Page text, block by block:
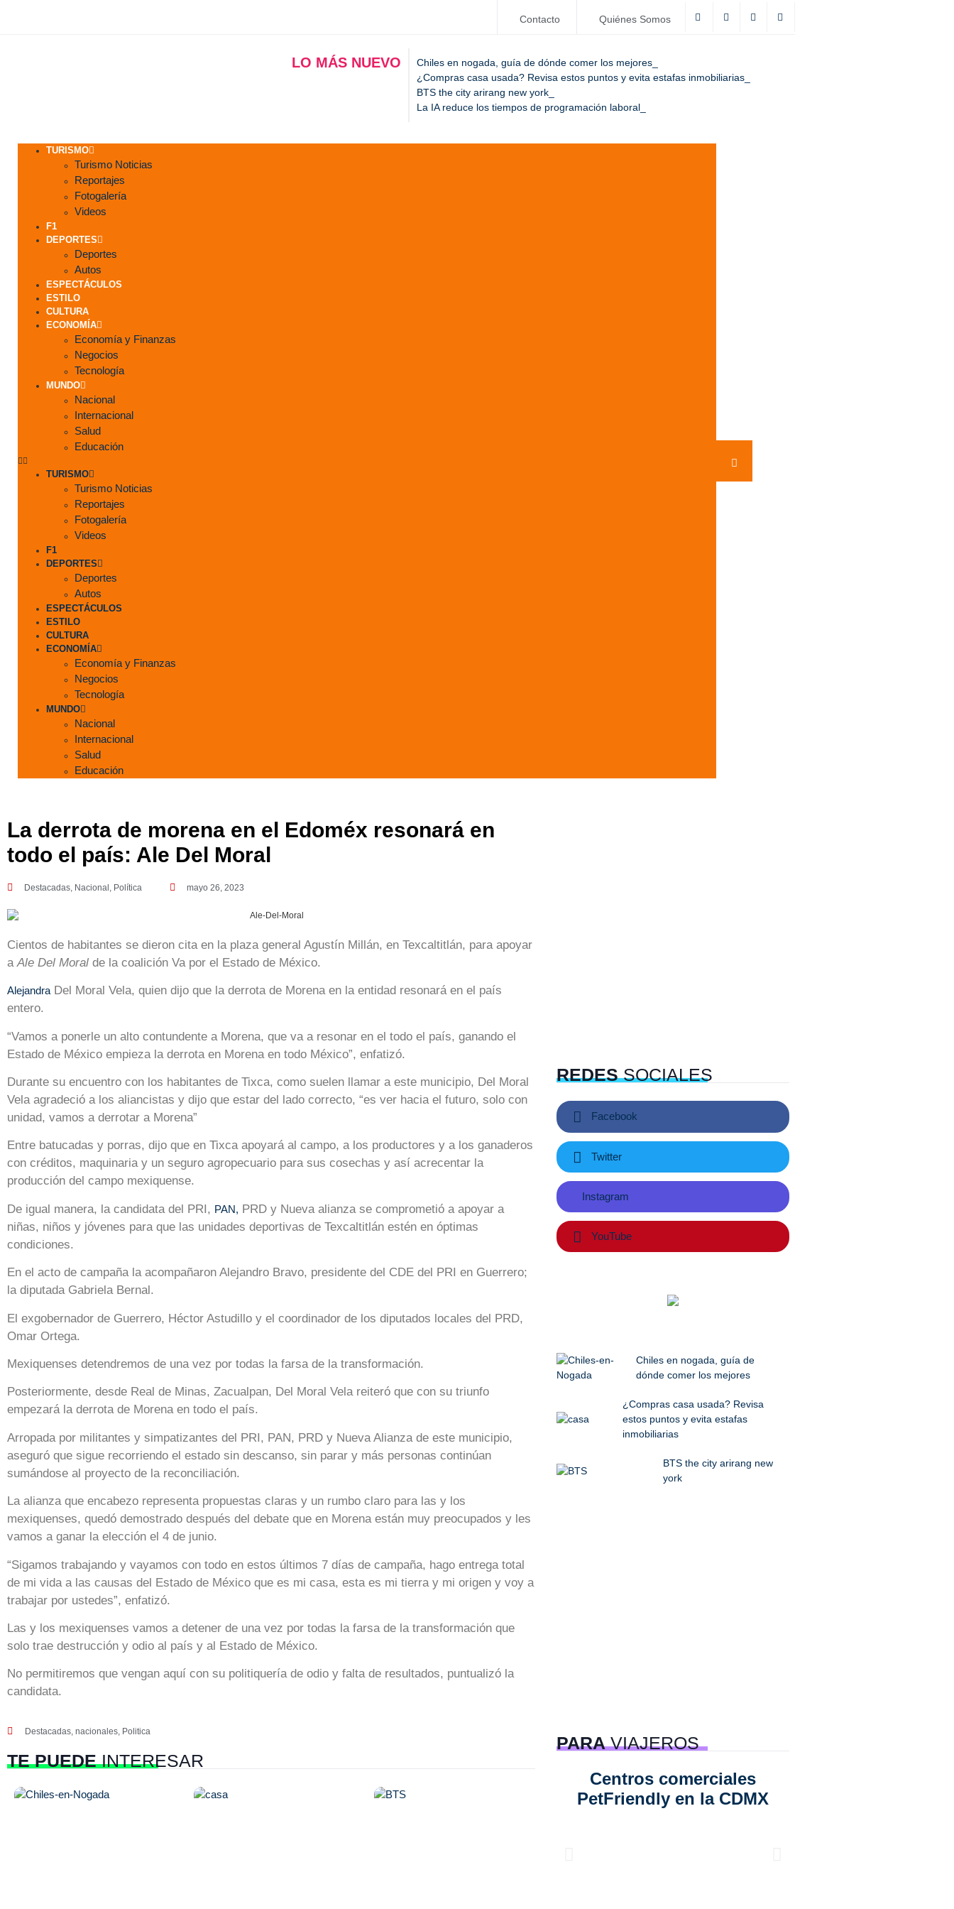
Contacto Quiénes Somos
LO MÁS NUEVO
Chiles en nogada, guía de dónde comer los mejores
¿Compras casa usada? Revisa estos puntos y evita estafas inmobiliarias
BTS the city arirang new york
La IA reduce los tiempos de programación laboral
TURISMO
Turismo Noticias
Reportajes
Fotogalería
Videos
F1
DEPORTES
Deportes
Autos
ESPECTÁCULOS
ESTILO
CULTURA
ECONOMÍA
Economía y Finanzas
Negocios
Tecnología
MUNDO
Nacional
Internacional
Salud
Educación
TURISMO
Turismo Noticias
Reportajes
Fotogalería
Videos
F1
DEPORTES
Deportes
Autos
ESPECTÁCULOS
ESTILO
CULTURA
ECONOMÍA
Economía y Finanzas
Negocios
Tecnología
MUNDO
Nacional
Internacional
Salud
Educación
La derrota de morena en el Edoméx resonará en
todo el país: Ale Del Moral
Destacadas, Nacional , Política mayo 26, 2023
Cientos de habitantes se dieron cita en la plaza general Agustín Millán, en Texcaltitlán, para apoyar
aAle Del Moral de la coalición Va por el Estado de México.
AlejandraDel Moral Vela, quien dijo que la derrota de Morena en la entidad resonará en el país
entero.
“Vamos a ponerle un alto contundente a Morena, que va a resonar en el todo el país, ganando el
Estado de México empieza la derrota en Morena en todo México”, enfatizó.
Durante su encuentro con los habitantes de Tixca, como suelen llamar a este municipio, Del Moral
Vela agradeció a los aliancistas y dijo que estar del lado correcto, “es ver hacia el futuro, solo con
unidad, vamos a derrotar a Morena”
Entre batucadas y porras, dijo que en Tixca apoyará al campo, a los productores y a los ganaderos
con créditos, maquinaria y un seguro agropecuario para sus cosechas y así acrecentar la
producción del campo mexiquense.
De igual manera, la candidata del PRI, PAN, PRD y Nueva alianza se comprometió a apoyar a
niñas, niños y jóvenes para que las unidades deportivas de Texcaltitlán estén en óptimas
condiciones.
En el acto de campaña la acompañaron Alejandro Bravo, presidente del CDE del PRI en Guerrero;
la diputada Gabriela Bernal.
El exgobernador de Guerrero, Héctor Astudillo y el coordinador de los diputados locales del PRD,
Omar Ortega.
Mexiquenses detendremos de una vez por todas la farsa de la transformación.
Posteriormente, desde Real de Minas, Zacualpan, Del Moral Vela reiteró que con su triunfo
empezará la derrota de Morena en todo el país.
Arropada por militantes y simpatizantes del PRI, PAN, PRD y Nueva Alianza de este municipio,
aseguró que sigue recorriendo el estado sin descanso, sin parar y más personas continúan
sumándose al proyecto de la reconciliación.
La alianza que encabezo representa propuestas claras y un rumbo claro para las y los
mexiquenses, quedó demostrado después del debate que en Morena están muy preocupados y les
vamos a ganar la elección el 4 de junio.
“Sigamos trabajando y vayamos con todo en estos últimos 7 días de campaña, hago entrega total
de mi vida a las causas del Estado de México que es mi casa, esta es mi tierra y mi origen y voy a
trabajar por ustedes”, enfatizó.
Las y los mexiquenses vamos a detener de una vez por todas la farsa de la transformación que
solo trae destrucción y odio al país y al Estado de México.
No permitiremos que vengan aquí con su politiquería de odio y falta de resultados, puntualizó la
candidata.
Destacadas nacionales Politica
TE PUEDEINTERESAR
REDESSOCIALES
Facebook
Twitter
Instagram
YouTube
Chiles en nogada, guía de
dónde comer los mejores
¿Compras casa usada? Revisa
estos puntos y evita estafas
inmobiliarias
BTS the city arirang new
york
PARAVIAJEROS
Centros comerciales
PetFriendly en la CDMX